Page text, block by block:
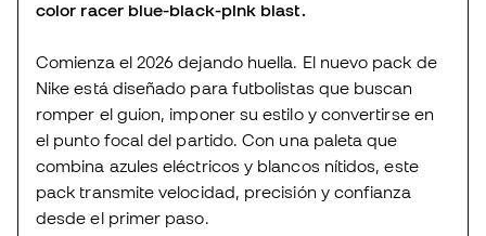
color racer blue-black-pink blast.
Comienza el 2026 dejando huella. El nuevo pack de
Nike está diseñado para futbolistas que buscan
romper el guion, imponer su estilo y convertirse en
el punto focal del partido. Con una paleta que
combina azules eléctricos y blancos nítidos, este
pack transmite velocidad, precisión y confianza
desde el primer paso.